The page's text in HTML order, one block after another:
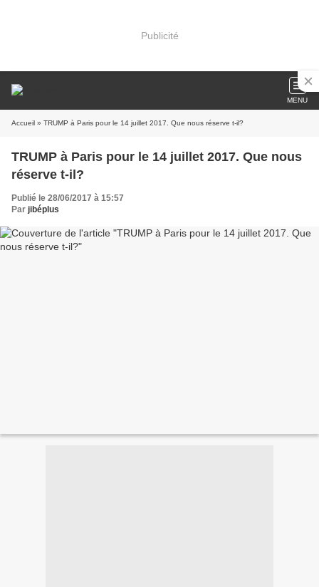
Publicité
MENU
Accueil » TRUMP à Paris pour le 14 juillet 2017. Que nous réserve t-il?
TRUMP à Paris pour le 14 juillet 2017. Que nous
réserve t-il?
Publié le 28/06/2017 à 15:57
Par jibéplus